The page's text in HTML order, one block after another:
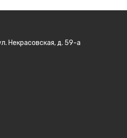
Некрасовская, д. 59-а